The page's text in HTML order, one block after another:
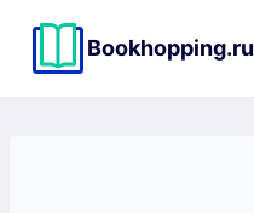
содержимому
Bookhopping.ru